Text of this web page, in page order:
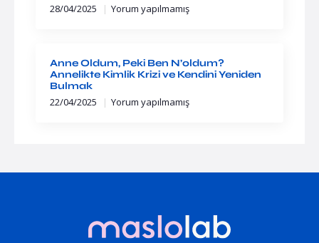
28/04/2025 Yorum yapılmamış
Anne Oldum, Peki Ben N’oldum?
Annelikte Kimlik Krizi ve Kendini Yeniden
Bulmak
22/04/2025 Yorum yapılmamış